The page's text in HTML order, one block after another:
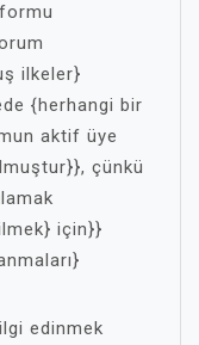
ilkeler}
{herhangi bir
aktif üye
çünkü
için}}
edinmek